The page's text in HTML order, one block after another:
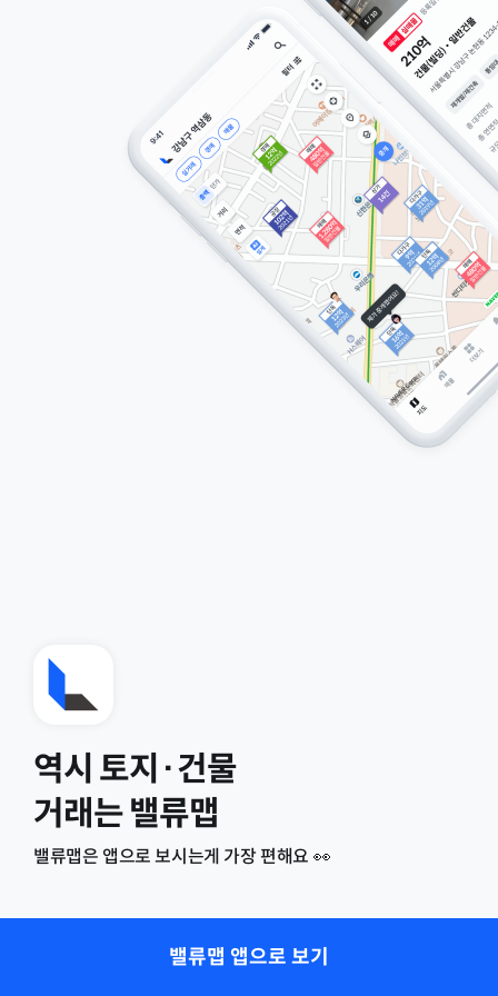
역시 토지·건물
거래는 밸류맵
밸류맵은 앱으로 보시는게 가장 편해요 👀
밸류맵 앱으로 보기